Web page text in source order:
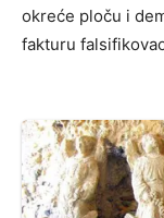
okreće ploču i
fakturu